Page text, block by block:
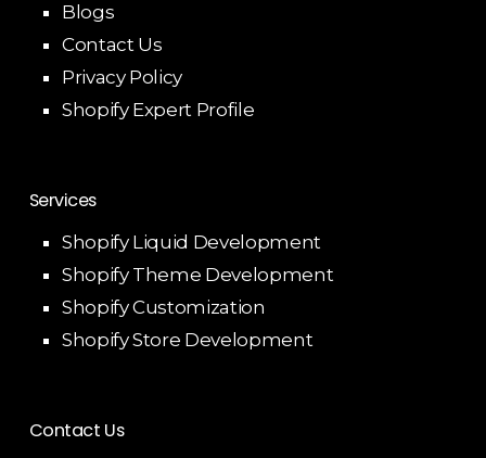
Blogs
Contact Us
Privacy Policy
Shopify Expert Profile
Services
Shopify Liquid Development
Shopify Theme Development
Shopify Customization
Shopify Store Development
Contact Us